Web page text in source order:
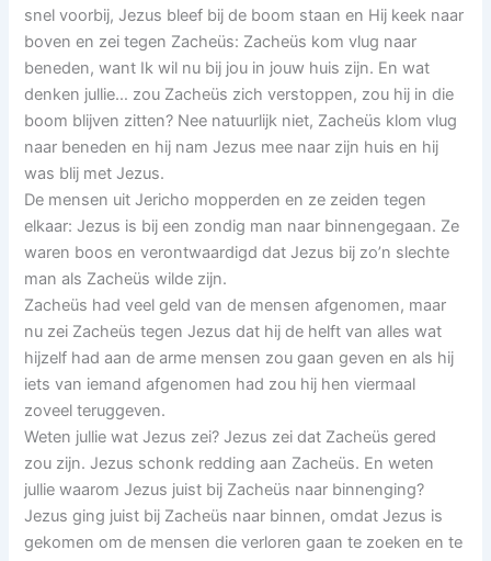
snel voorbij, Jezus bleef bij de boom staan en Hij keek naar
boven en zei tegen Zacheüs: Zacheüs kom vlug naar
beneden, want Ik wil nu bij jou in jouw huis zijn. En wat
denken jullie… zou Zacheüs zich verstoppen, zou hij in die
boom blijven zitten? Nee natuurlijk niet, Zacheüs klom vlug
naar beneden en hij nam Jezus mee naar zijn huis en hij
was blij met Jezus.
De mensen uit Jericho mopperden en ze zeiden tegen
elkaar: Jezus is bij een zondig man naar binnengegaan. Ze
waren boos en verontwaardigd dat Jezus bij zo’n slechte
man als Zacheüs wilde zijn.
Zacheüs had veel geld van de mensen afgenomen, maar
nu zei Zacheüs tegen Jezus dat hij de helft van alles wat
hijzelf had aan de arme mensen zou gaan geven en als hij
iets van iemand afgenomen had zou hij hen viermaal
zoveel teruggeven.
Weten jullie wat Jezus zei? Jezus zei dat Zacheüs gered
zou zijn. Jezus schonk redding aan Zacheüs. En weten
jullie waarom Jezus juist bij Zacheüs naar binnenging?
Jezus ging juist bij Zacheüs naar binnen, omdat Jezus is
gekomen om de mensen die verloren gaan te zoeken en te